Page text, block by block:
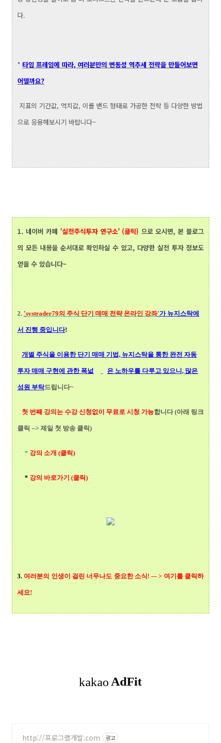
다.
* 타임 프레임에 따라, 여러분만의 변동성 역추세 전략을 만들어보면
어떨까요?
지표의 기간값, 역치값, 이를 밴드 형태로 가공한 전략 등 다양한 방법
으로 응용해보시기 바랍니다~
1. 네이버 카페 '실전주식투자 연구소' (클릭) 으로 오시면, 본 블로그
의 모든 내용을 순서대로 확인하실 수 있고, 다양한 실전 투자 정보도
얻을 수 있습니다~
2. 'systrader79의 주식 단기 매매 전략 온라인 강좌'가 뉴지스탁에
서 진행 중입니다!
개별 주식을 이용한 단기 매매 기법, 뉴지스탁을 통한 완전 자동
투자 매매 구현에 관한 폭넓 은 노하우를 다루고 있으니, 많은
성원 부탁드립니다~
첫 번째 강의는 수강 신청없이 무료로 시청 가능합니다 (아래 링크
클릭 --> 제일 첫 방송 클릭)
* 강의 소개 (클릭)
* 강의 바로가기 (클릭)
3. 여러분의 인생이 걸린 너무나도 중요한 소식! --- > 여기를 클릭하
세요!
http://프로그램개발.com 광고